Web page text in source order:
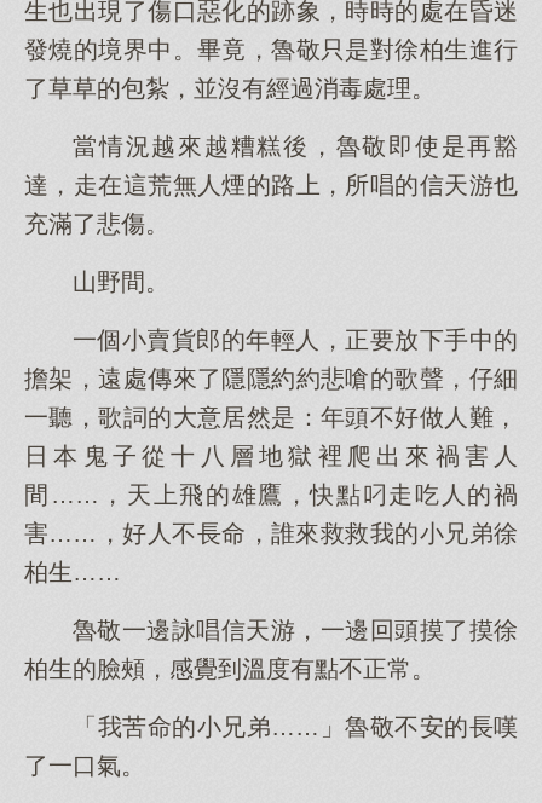
生也出現了傷口惡化的跡象，時時的處在昏迷
發燒的境界中。畢竟，魯敬只是對徐柏生進行
了草草的包紮，並沒有經過消毒處理。
當情況越來越糟糕後，魯敬即使是再豁
達，走在這荒無人煙的路上，所唱的信天游也
充滿了悲傷。
山野間。
一個小賣貨郎的年輕人，正要放下手中的
擔架，遠處傳來了隱隱約約悲嗆的歌聲，仔細
一聽，歌詞的大意居然是：年頭不好做人難，
日本鬼子從十八層地獄裡爬出來禍害人
間……，天上飛的雄鷹，快點叼走吃人的禍
害……，好人不長命，誰來救救我的小兄弟徐
柏生……
魯敬一邊詠唱信天游，一邊回頭摸了摸徐
柏生的臉頰，感覺到溫度有點不正常。
「我苦命的小兄弟……」魯敬不安的長嘆
了一口氣。